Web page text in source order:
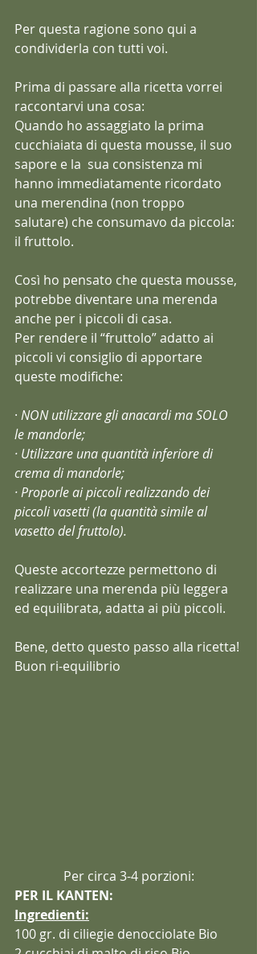
Per questa ragione sono qui a
condividerla con tutti voi.
Prima di passare alla ricetta vorrei
raccontarvi una cosa:
Quando ho assaggiato la prima
cucchiaiata di questa mousse, il suo
sapore e la  sua consistenza mi
hanno immediatamente ricordato
una merendina (non troppo
salutare) che consumavo da piccola:
il fruttolo.
Così ho pensato che questa mousse,
potrebbe diventare una merenda
anche per i piccoli di casa.
Per rendere il “fruttolo” adatto ai
piccoli vi consiglio di apportare
queste modifiche:
· NON utilizzare gli anacardi ma SOLO
le mandorle;
· Utilizzare una quantità inferiore di
crema di mandorle;
· Proporle ai piccoli realizzando dei
piccoli vasetti (la quantità simile al
vasetto del fruttolo).
Queste accortezze permettono di
realizzare una merenda più leggera
ed equilibrata, adatta ai più piccoli.
Bene, detto questo passo alla ricetta!
Buon ri-equilibrio
Per circa 3-4 porzioni:
PER IL KANTEN:
Ingredienti:
100 gr. di ciliegie denocciolate Bio